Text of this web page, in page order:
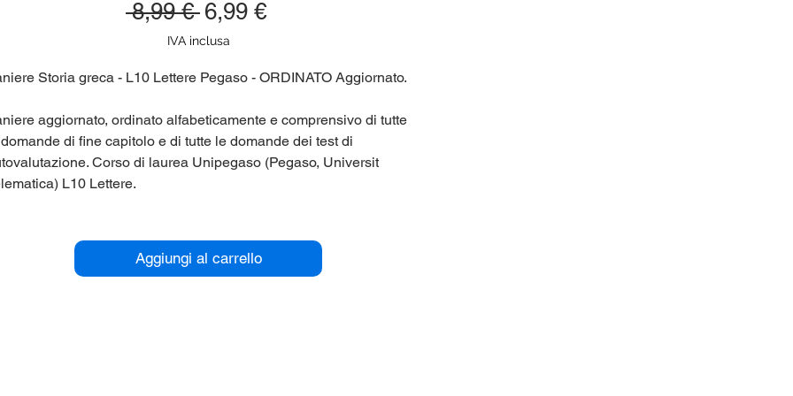
8,99 € Prezzo
regolare
6,99 €Prezzo
IVA inclusa
Storia greca - L10 Lettere Pegaso - ORDINATO Aggiornato.
aggiornato, ordinato alfabeticamente e comprensivo di tutte
di fine capitolo e di tutte le domande dei test di
Corso di laurea Unipegaso (Pegaso, Universit
L10 Lettere.
oppure su Telegram nel gruppo panieri_unipegaso.
Aggiungi al carrello